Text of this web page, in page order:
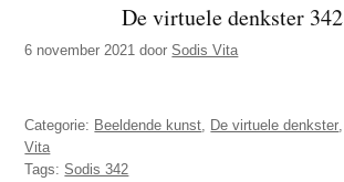
z
i
t
n
z
e
De virtuele denkster 342
6 november 2021 doorSodis Vita
Categorie: Beeldende kunst De virtuele denkster
Vita
Tags:Sodis 342